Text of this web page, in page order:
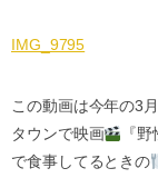
IMG_9795
この動画は今年の3
タウンで映画
『
で食事してるときの